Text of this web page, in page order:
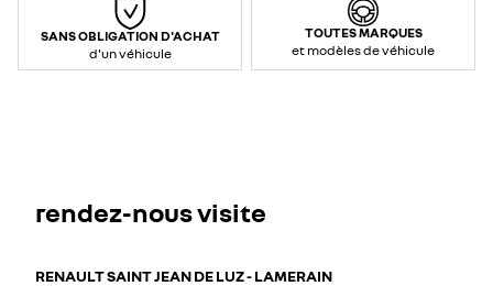
SANS OBLIGATION D'ACHAT
d'un véhicule
TOUTES MARQUES
et modèles de véhicule
rendez-nous visite
RENAULT SAINT JEAN DE LUZ - LAMERAIN